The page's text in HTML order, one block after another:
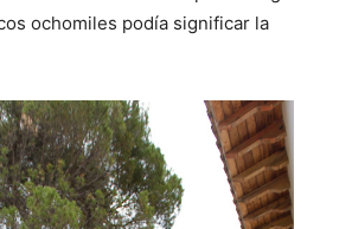
ochomiles podía significar la